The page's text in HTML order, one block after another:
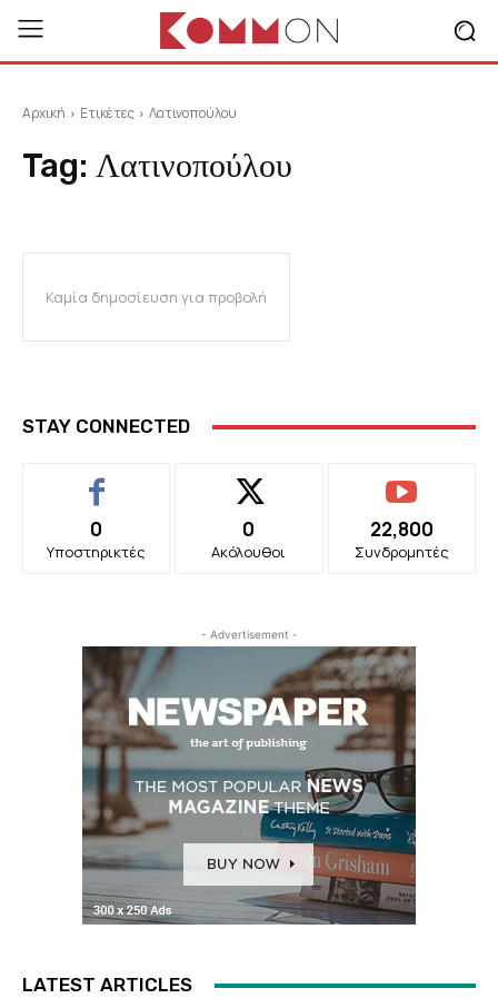
Αρχική Ετικέτες Λατινοπούλου
Tag: Λατινοπούλου
Καμία δημοσίευση για προβολή
STAY CONNECTED
0
Υποστηρικτές
0
Ακόλουθοι
22,800
Συνδρομητές
- Advertisement -
LATEST ARTICLES